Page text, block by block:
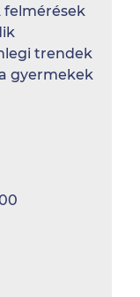
felmérések
trendek
gyermekek